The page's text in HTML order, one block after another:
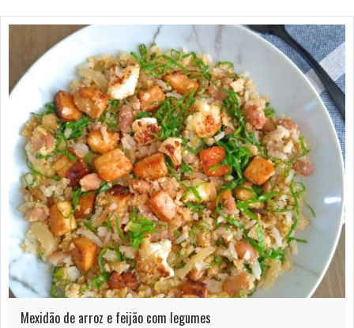
Mexidão de arroz e feijão com legumes